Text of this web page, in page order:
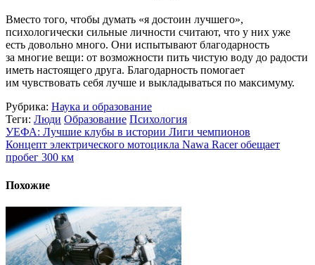
Вместо того, чтобы думать «я достоин лучшего»,
психологически сильные личности считают, что у них уже
есть довольно много. Они испытывают благодарность
за многие вещи: от возможности пить чистую воду до радости
иметь настоящего друга. Благодарность помогает
им чувствовать себя лучше и выкладываться по максимуму.
Рубрика: Наука и образование
Теги: Люди Образование Психология
УЕФА: Лучшие клубы в истории Лиги чемпионов
Концепт электрического мотоцикла Nawa Racer обещает
пробег 300 км
Похожие